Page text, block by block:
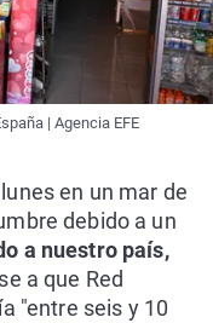
| Agencia EFE
en un mar de
debido a un
a nuestro país,
a que Red
"entre seis y 10